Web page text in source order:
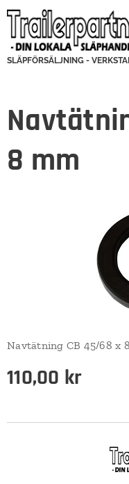
SLÄPFÖRSÄLJNING -
8 mm
Navtätning CB 45/68 x
110,00 kr